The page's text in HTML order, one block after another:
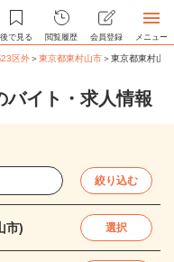
後で見る 閲覧履歴 会員登録 メニュー
区外＞東京都東村山市＞東京都東村山
バイト・求人情報
絞り込む
市) 選択